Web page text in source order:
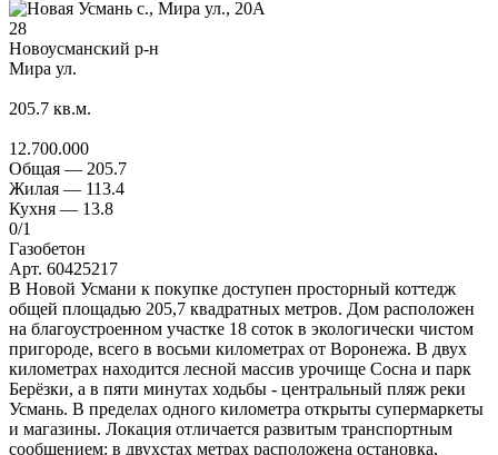
28
Новоусманский р-н
Мира ул.
205.7 кв.м.
12.700.000
Общая — 205.7
Жилая — 113.4
Кухня — 13.8
0/1
Газобетон
Арт. 60425217
В Новой Усмани к покупке доступен просторный коттедж
общей площадью 205,7 квадратных метров. Дом расположен
на благоустроенном участке 18 соток в экологически чистом
пригороде, всего в восьми километрах от Воронежа. В двух
километрах находится лесной массив урочище Сосна и парк
Берёзки, а в пяти минутах ходьбы - центральный пляж реки
Усмань. В пределах одного километра открыты супермаркеты
и магазины. Локация отличается развитым транспортным
сообщением: в двухстах метрах расположена остановка,